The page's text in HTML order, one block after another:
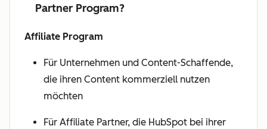
Partner Program?
Affiliate Program
Für Unternehmen und Content-Schaffende,
die ihren Content kommerziell nutzen
möchten
Für Affiliate Partner, die HubSpot bei ihrer